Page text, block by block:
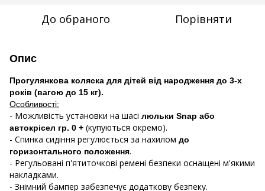
До обраного Порівняти
Опис
Прогулянкова коляска для дітей від народження до 3-х
років (вагою до 15 кг).
Особливості:
- Можливість установки на шасі люльки Snap або
автокрісел гр. 0 + (купуються окремо).
- Спинка сидіння регулюється за нахилом до
горизонтального положення.
- Регульовані п'ятиточкові ремені безпеки оснащені м'якими
накладками.
- Знімний бампер забезпечує додаткову безпеку.